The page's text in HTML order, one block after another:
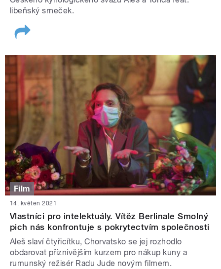
libeňský srneček.
Film
14. květen 2021
Vlastníci pro intelektuály. Vítěz Berlinale Smolný
pich nás konfrontuje s pokrytectvím společnosti
Aleš slaví čtyřicítku, Chorvatsko se jej rozhodlo
obdarovat příznivějším kurzem pro nákup kuny a
rumunský režisér Radu Jude novým filmem.